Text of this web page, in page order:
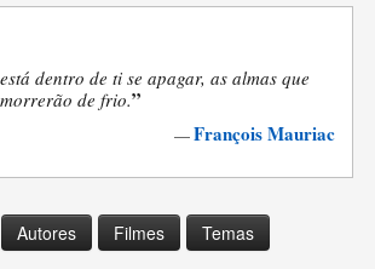
dentro de ti se apagar, as almas que
de frio.”
—François Mauriac
Autores Filmes Temas